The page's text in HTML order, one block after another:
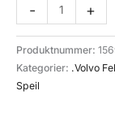
-
undrelag
(073-
011)
Volvo
+
Produktnummer:
Kategorier: .Volvo
Speil